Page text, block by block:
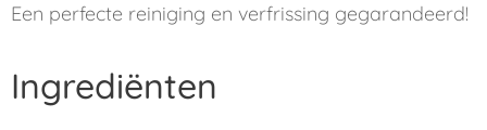
Een perfecte reiniging en verfrissing gegarandeerd!
Ingrediënten